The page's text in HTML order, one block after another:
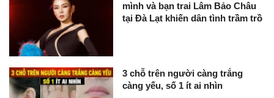
mình và bạn trai Lâm Bảo Châu
tại Đà Lạt khiến dân tình trầm trồ
3 chỗ trên người càng trắng
càng yếu, số 1 ít ai nhìn